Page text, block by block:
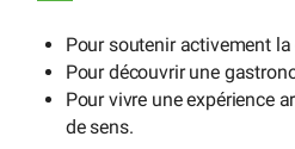
Pour soutenir activement
Pour découvrir une
Pour vivre une expérience
de sens.